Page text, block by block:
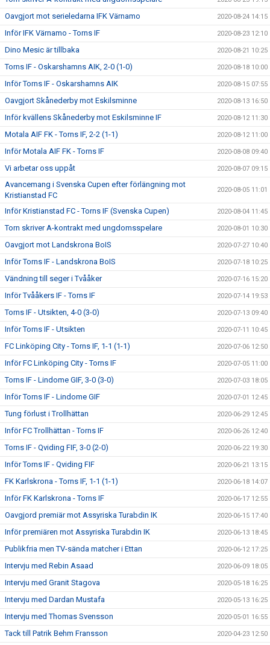
Oavgjort mot serieledarna IFK Värnamo 2020-08-24 14:15
Inför IFK Värnamo - Torns IF 2020-08-23 12:10
Dino Mesic är tillbaka 2020-08-21 10:25
Torns IF - Oskarshamns AIK, 2-0 (1-0) 2020-08-18 10:00
Inför Torns IF - Oskarshamns AIK 2020-08-15 07:55
Oavgjort Skånederby mot Eskilsminne 2020-08-13 16:50
Inför kvällens Skånederby mot Eskilsminne IF 2020-08-12 11:30
Motala AIF FK - Torns IF, 2-2 (1-1) 2020-08-12 11:00
Inför Motala AIF FK - Torns IF 2020-08-08 09:40
Vi arbetar oss uppåt 2020-08-07 09:15
Avancemang i Svenska Cupen efter förlängning mot
Kristianstad FC
2020-08-05 11:01
Inför Kristianstad FC - Torns IF (Svenska Cupen) 2020-08-04 11:45
Torn skriver A-kontrakt med ungdomsspelare 2020-08-01 10:30
Oavgjort mot Landskrona BoIS 2020-07-27 10:40
Inför Torns IF - Landskrona BoIS 2020-07-18 10:25
Vändning till seger i Tvååker 2020-07-16 15:20
Inför Tvååkers IF - Torns IF 2020-07-14 19:53
Torns IF - Utsikten, 4-0 (3-0) 2020-07-13 09:40
Inför Torns IF - Utsikten 2020-07-11 10:45
FC Linköping City - Torns IF, 1-1 (1-1) 2020-07-06 12:50
Inför FC Linköping City - Torns IF 2020-07-05 11:00
Torns IF - Lindome GIF, 3-0 (3-0) 2020-07-03 18:05
Inför Torns IF - Lindome GIF 2020-07-01 12:45
Tung förlust i Trollhättan 2020-06-29 12:45
Inför FC Trollhättan - Torns IF 2020-06-26 12:40
Torns IF - Qviding FIF, 3-0 (2-0) 2020-06-22 19:30
Inför Torns IF - Qviding FIF 2020-06-21 13:15
FK Karlskrona - Torns IF, 1-1 (1-1) 2020-06-18 14:07
Inför FK Karlskrona - Torns IF 2020-06-17 12:55
Oavgjord premiär mot Assyriska Turabdin IK 2020-06-15 17:40
Inför premiären mot Assyriska Turabdin IK 2020-06-13 18:45
Publikfria men TV-sända matcher i Ettan 2020-06-12 17:25
Intervju med Rebin Asaad 2020-06-09 18:05
Intervju med Granit Stagova 2020-05-18 16:25
Intervju med Dardan Mustafa 2020-05-13 16:25
Intervju med Thomas Svensson 2020-05-01 16:55
Tack till Patrik Behm Fransson 2020-04-23 12:50